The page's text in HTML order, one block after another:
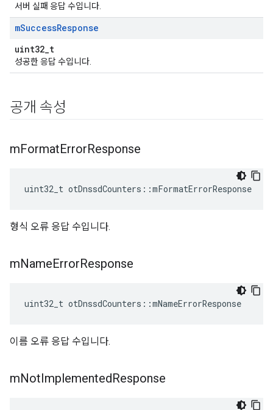
서버 실패 응답 수입니다.
mSuccessResponse
uint32_t
성공한 응답 수입니다.
공개 속성
mFormatErrorResponse
uint32_t otDnssdCounters ::mFormatErrorResponse
형식 오류 응답 수입니다.
mNameErrorResponse
uint32_t otDnssdCounters ::mNameErrorResponse
이름 오류 응답 수입니다.
mNotImplementedResponse